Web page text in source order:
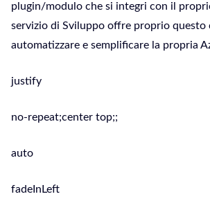
plugin/modulo che si integri con il
servizio di Sviluppo offre proprio questo
automatizzare e semplificare la propria
justify
no-repeat;center top;;
auto
fadeInLeft